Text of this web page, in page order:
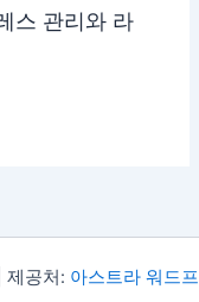
스 관리와 라
제공처: 아스트라 워드프